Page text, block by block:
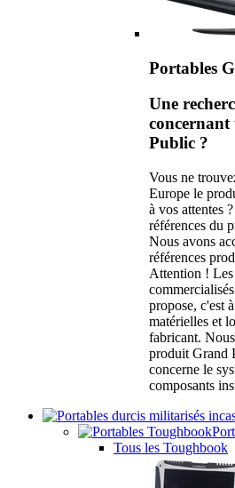
Portables
Une
Public ?
Vous ne
Europe le
à vos attentes
références du
Nous avons
références
Attention !
propose, c'est
matérielles et
fabricant.
produit Grand
concerne le
composants
Tous les Toughbook